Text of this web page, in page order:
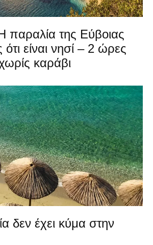
παραλία της Εύβοιας
ότι είναι νησί – 2 ώρες
καράβι
δεν έχει κύμα στην